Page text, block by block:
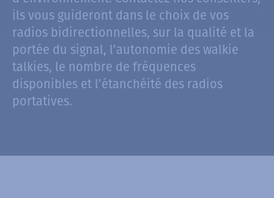
ils vous guideront dans le choix de vos
radios bidirectionnelles, sur la qualité et la
portée du signal, l’autonomie des walkie
talkies, le nombre de fréquences
disponibles et l’étanchéité des radios
portatives.